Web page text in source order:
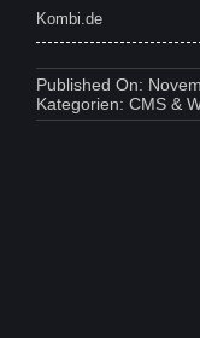
Kombi.de
Published On:
Kategorien: CMS &